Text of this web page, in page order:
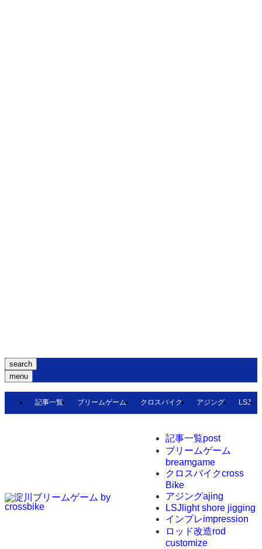
search
menu
記事一覧 ブリームゲーム クロスバイク アジング LSJ
記事一覧post
ブリームゲーム
breamgame
クロスバイクcross
Bike
アジングajing
LSJ light shore jigging
インプレimpression
ロッド改造rod
customize